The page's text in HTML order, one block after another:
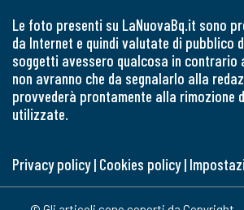
Le foto presenti su LaNuovaBq.it sono
da Internet e quindi valutate di pubblico
soggetti avessero qualcosa in contrario
non avranno che da segnalarlo alla
provvederà prontamente alla rimozione
utilizzate.
Privacy policy| Cookies policy|